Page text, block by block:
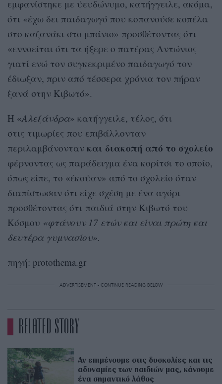
εμφανίστηκε με ψευδώνυμο, κατήγγειλε, ακόμα,
ότι «έχω δει παιδαγωγό που κοπανούσε κοπέλα
στο καζανάκι στο μπάνιο» προσθέτοντας ότι
«εννοείται ότι τα ήξερε ο πατέρας Αντώνιος
γιατί ενώ τον συγκεκριμένο παιδαγωγό τον
έδιωξαν, πριν από τέσσερα χρόνια τον πήραν
ξανά στην Κιβωτό».
Η «Αλεξάνδρα» κατήγγειλε, τέλος, ότι
στις τιμωρίες που επιβάλλονταν
περιλαμβάνονταν και διακοπή από το σχολείο
φέρνοντας ως παράδειγμα ένα κορίτσι το οποίο,
όπως είπε, το «έκοψαν» από το σχολείο όταν
διαπίστωσαν ότι είχε σχέση με ένα αγόρι
προσθέτοντας ότι παιδιά στην Κιβωτό του
Κόσμου «φτάνουν 17 ετών και είναι πρώτη και
δευτέρα γυμνασίου».
πηγή: protothema.gr
ADVERTISEMENT - CONTINUE READING BELOW
RELATED STORY
Αν επιμένουμε στις δυσκολίες και τις
αδυναμίες των παιδιών μας, κάνουμε
ένα σημαντικό λάθος